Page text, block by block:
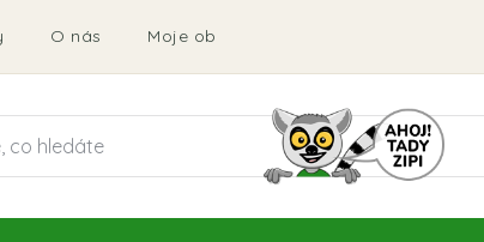
O nás Moje objednávka Obchodní